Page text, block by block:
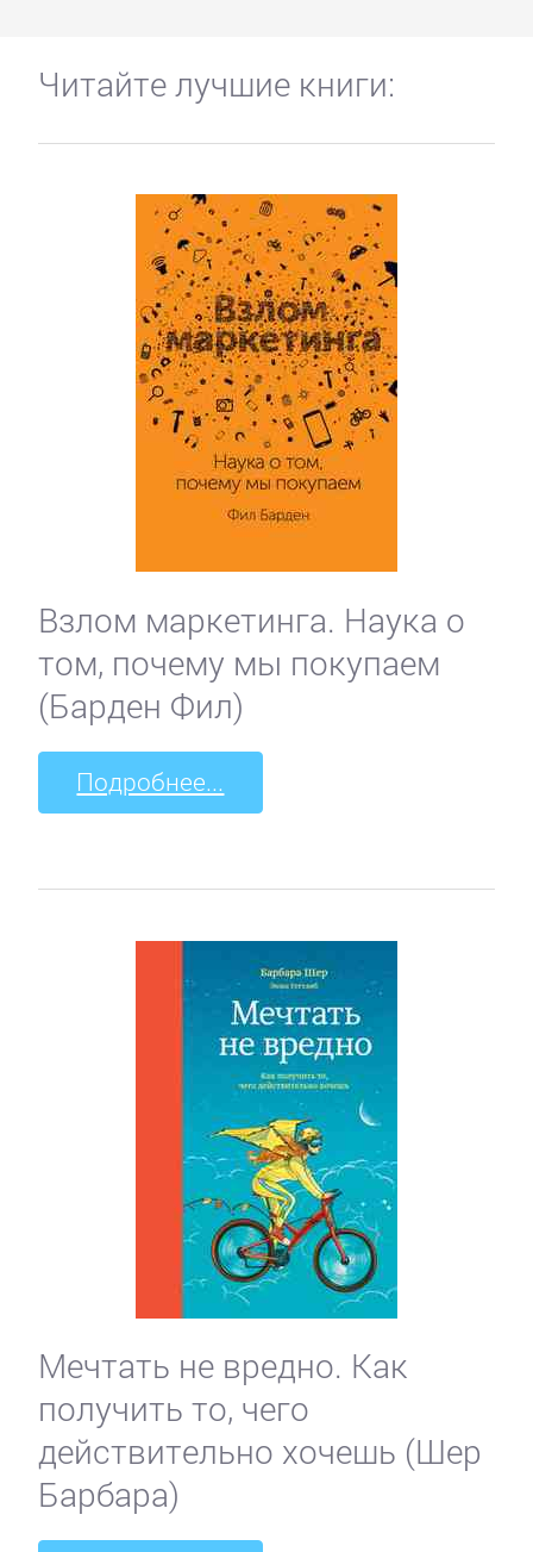
Читайте лучшие книги:
Взлом маркетинга. Наука о
том, почему мы покупаем
(Барден Фил)
Подробнее...
Мечтать не вредно. Как
получить то, чего
действительно хочешь (Шер
Барбара)